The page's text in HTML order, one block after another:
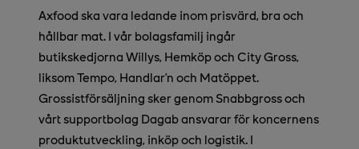
Axfood ska vara ledande inom prisvärd, bra och
hållbar mat. I vår bolagsfamilj ingår
butikskedjorna Willys, Hemköp och City Gross,
liksom Tempo, Handlar’n och Matöppet.
Grossistförsäljning sker genom Snabbgross och
vårt supportbolag Dagab ansvarar för koncernens
produktutveckling, inköp och logistik. I